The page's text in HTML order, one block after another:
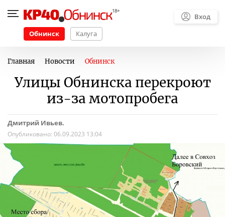
Обнинск Калуга
Вход
Главная Новости Обнинск
Улицы Обнинска перекроют
из-за мотопробега
Дмитрий Ивьев.
Опубликовано: 06.09.2023 13:04